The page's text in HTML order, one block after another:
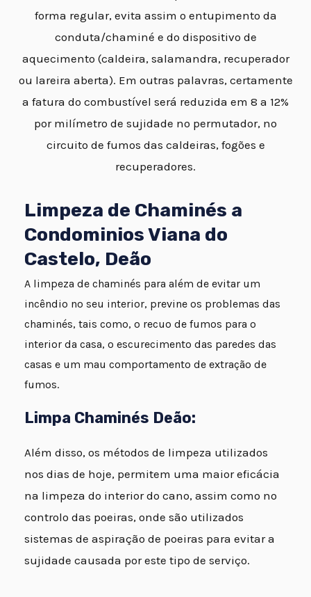
forma regular, evita assim o entupimento da
conduta/chaminé e do dispositivo de
aquecimento (caldeira, salamandra, recuperador
ou lareira aberta). Em outras palavras, certamente
a fatura do combustível será reduzida em 8 a 12%
por milímetro de sujidade no permutador, no
circuito de fumos das caldeiras, fogões e
recuperadores.
Limpeza de Chaminés a
Condominios Viana do
Castelo, Deão
A limpeza de chaminés para além de evitar um
incêndio no seu interior, previne os problemas das
chaminés, tais como, o recuo de fumos para o
interior da casa, o escurecimento das paredes das
casas e um mau comportamento de extração de
fumos.
Limpa Chaminés Deão:
Além disso, os métodos de limpeza utilizados
nos dias de hoje, permitem uma maior eficácia
na limpeza do interior do cano, assim como no
controlo das poeiras, onde são utilizados
sistemas de aspiração de poeiras para evitar a
sujidade causada por este tipo de serviço.